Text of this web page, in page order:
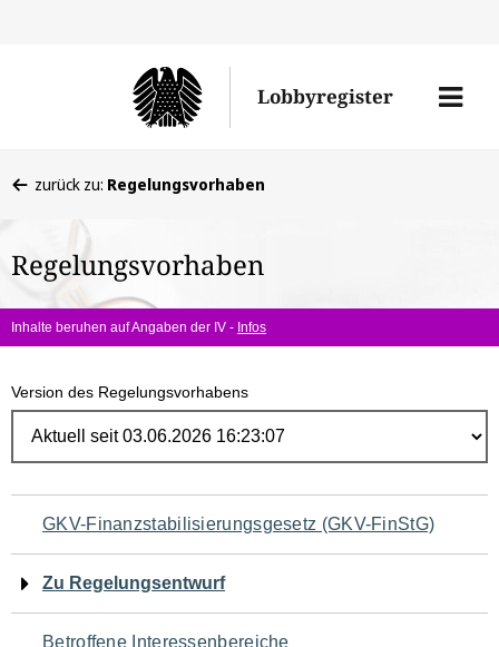
Lobbyregister
Menü
befinden
hier:
zurück zu: Regelungsvorhaben
Regelungsvorhaben
Inhalte beruhen auf Angaben der IV - Infos
Version des Regelungsvorhabens
Navigation
für
den
GKV-Finanzstabilisierungsgesetz (GKV-FinStG)
Zu Regelungsentwurf
Betroffene Interessenbereiche